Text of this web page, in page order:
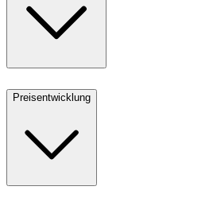
Preisentwicklung